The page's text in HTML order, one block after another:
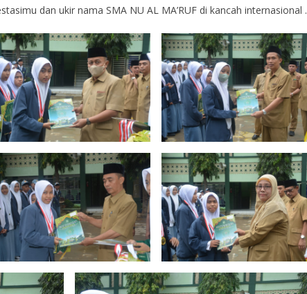
dan ukir nama SMA NU AL MA’RUF di kancah internasional .